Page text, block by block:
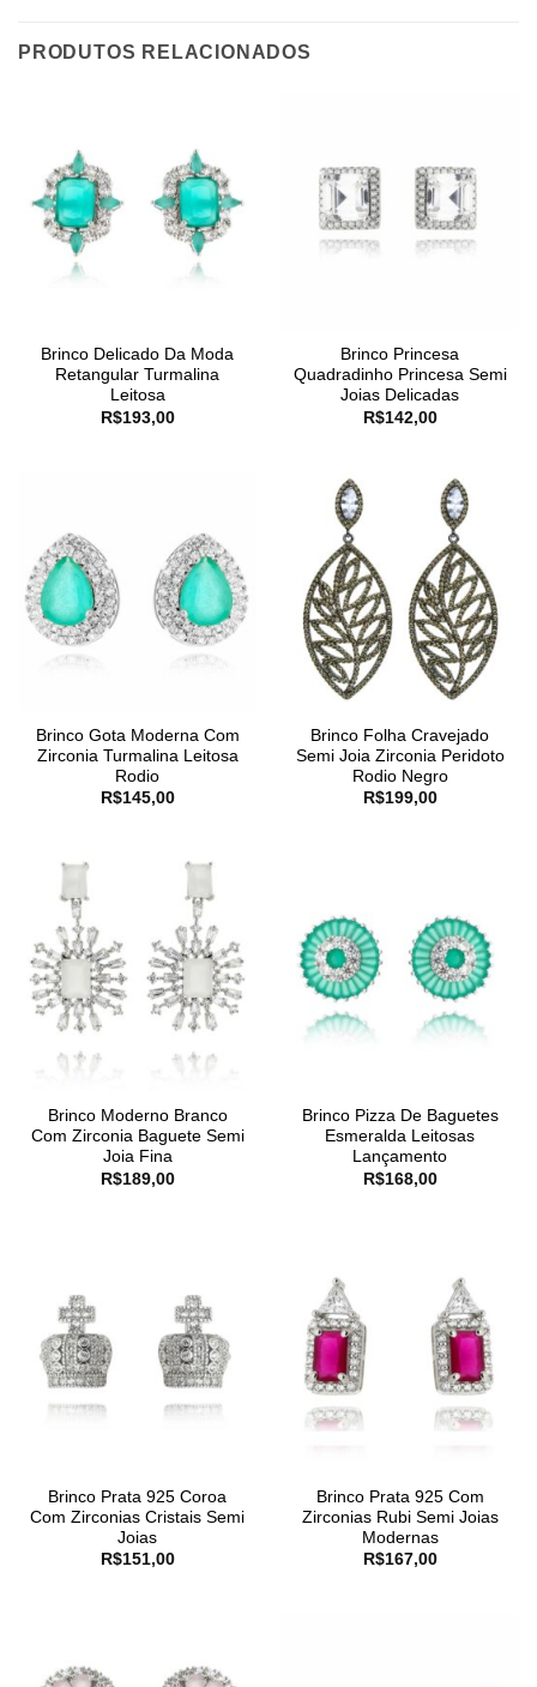
PRODUTOS RELACIONADOS
Brinco Delicado Da Moda
Retangular Turmalina
Leitosa
R$193,00
Brinco Princesa
Quadradinho Princesa Semi
Joias Delicadas
R$142,00
Brinco Gota Moderna Com
Zirconia Turmalina Leitosa
Rodio
R$145,00
Brinco Folha Cravejado
Semi Joia Zirconia Peridoto
Rodio Negro
R$199,00
Brinco Moderno Branco
Com Zirconia Baguete Semi
Joia Fina
R$189,00
Brinco Pizza De Baguetes
Esmeralda Leitosas
Lançamento
R$168,00
Brinco Prata 925 Coroa
Com Zirconias Cristais Semi
Joias
R$151,00
Brinco Prata 925 Com
Zirconias Rubi Semi Joias
Modernas
R$167,00